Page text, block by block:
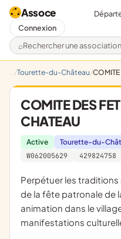
Assoce
Rechercher une
Connexion
Tourette-du-Château COMITE
COMITE DES
CHATEAU
Active Tourette-du-
W062005629
429824758
perpétuer les traditions notamment par la réalisation
de la fête patronale de
animation dans le
manifestations